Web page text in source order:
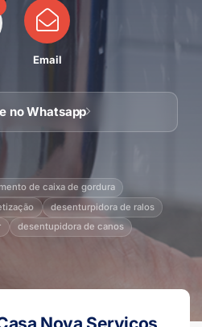
Email
no Whatsapp
de caixa de gordura
desenturpidora de ralos
desentupidora de canos
Nova Serviços